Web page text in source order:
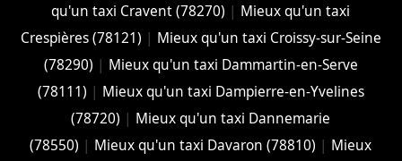
qu'un taxi Cravent (78270) | Mieux qu'un taxi
Crespières (78121) | Mieux qu'un taxi Croissy-sur-Seine
(78290) | Mieux qu'un taxi Dammartin-en-Serve
(78111) | Mieux qu'un taxi Dampierre-en-Yvelines
(78720) | Mieux qu'un taxi Dannemarie
(78550) | Mieux qu'un taxi Davaron (78810) | Mieux